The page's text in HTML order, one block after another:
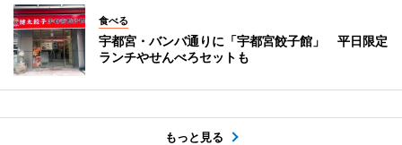
食べる
宇都宮・バンバ通りに「宇都宮餃子館」 平日限定
ランチやせんべろセットも
もっと見る